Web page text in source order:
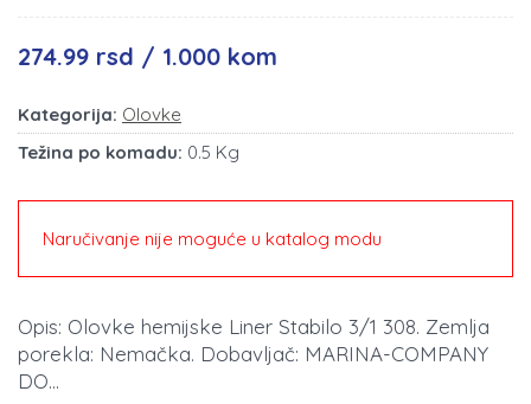
274.99 rsd / 1.000 kom
Kategorija: Olovke
Težina po komadu: 0.5 Kg
Naručivanje nije moguće u katalog modu
Opis: Olovke hemijske Liner Stabilo 3/1 308. Zemlja
porekla: Nemačka. Dobavljač: MARINA-COMPANY
DO...